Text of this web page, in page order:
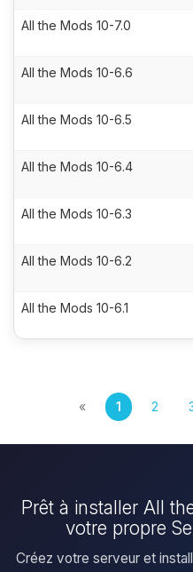
All the Mods 10-7.0
All the Mods 10-6.6
All the Mods 10-6.5
All the Mods 10-6.4
All the Mods 10-6.3
All the Mods 10-6.2
All the Mods 10-6.1
« 1 2
Prêt à installer All
votre propre
Créez votre serveur et